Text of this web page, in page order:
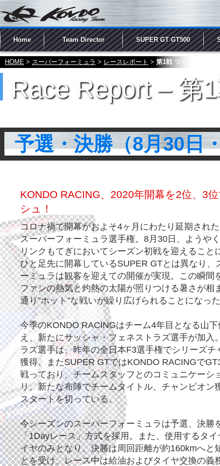
Home Team Director SUPER GT GT500
HOME > スーパーフォーミュラ > レースレポート > 第1戦 ツインリンク
Race Report – 第
予選・決勝（8月30日
KONDO RACING、2020年開幕を2位、3
シュ！
コロナ禍で開幕がおよそ4ヶ月にわたり延期され
スーパーフォーミュラ選手権。8月30日、ようや
リンクもてぎにおいてシーズン初戦を迎えること
ひと足先に開幕しているSUPER GTとは異なり、
ーミュラは観客を迎えての開催が実現。この瞬間
ファンの熱気と灼熱の太陽が照りつける暑さが相
通り”ホット”な戦いが繰り広げられることになっ
今季のKONDO RACINGはチーム4年目となる山
え、新たにサッシャ・フェネストラズ選手が加入
ラズ選手は、昨年の全日本F3選手権でシリーズチ
獲得、またSUPER GTではKONDO RACINGで
戦っており、チームスタッフとのコミュニケーシ
リ。新たな布陣でチームタイトル、チャンピオン
スタートを切っている。
今シーズンのスーパーフォーミュラは予選、決勝
「1Dayレース」方式を採用。また、使用するタ
イヤのみとなり、決勝は周回距離が約160kmへと
とを受け、レース中は給油およびタイヤ交換の義